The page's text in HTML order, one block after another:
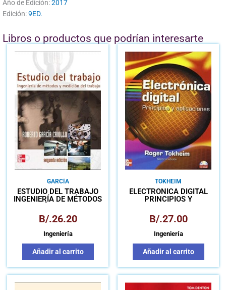
Año de Edición:2017
Edición:9ED.
Libros o productos que podrían interesarte
GARCÍA
ESTUDIO DEL TRABAJO
INGENIERÍA DE MÉTODOS
B/.26.20
Ingeniería
Añadir al carrito
TOKHEIM
ELECTRÓNICA DIGITAL
PRINCIPIOS Y
B/.27.00
Ingeniería
Añadir al carrito